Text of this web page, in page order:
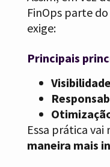
FinOps parte
exige:
Principais
Essa prática
maneira mais